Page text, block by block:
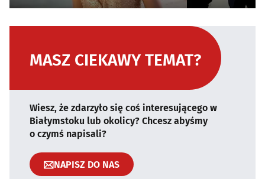
MASZ CIEKAWY TEMAT?
Wiesz, że zdarzyło się coś interesującego w
Białymstoku lub okolicy? Chcesz abyśmy
o czymś napisali?
NAPISZ DO NAS